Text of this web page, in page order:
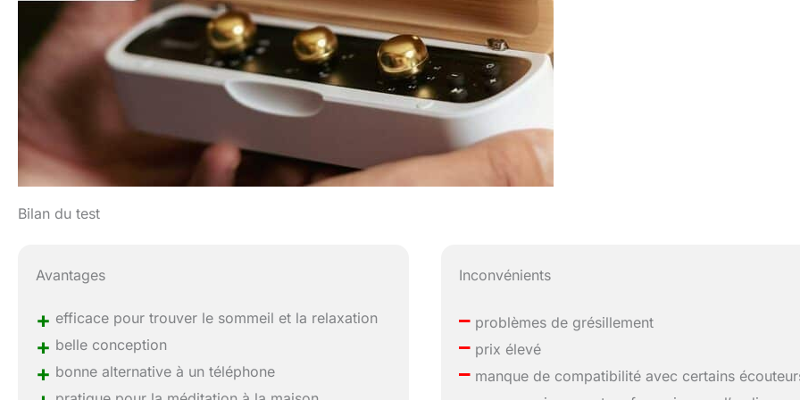
Bilan du test
Avantages
+ efficace pour trouver le sommeil et la relaxation
+ belle conception
+ bonne alternative à un téléphone
Inconvénients
– problèmes de grésillement
– prix élevé
– manque de compatibilité avec certains